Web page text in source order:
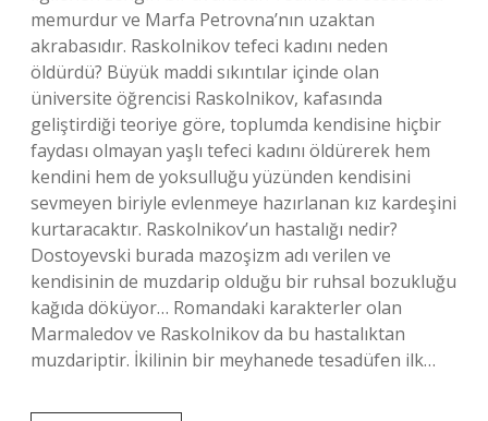
memurdur ve Marfa Petrovna’nın uzaktan
akrabasıdır. Raskolnikov tefeci kadını neden
öldürdü? Büyük maddi sıkıntılar içinde olan
üniversite öğrencisi Raskolnikov, kafasında
geliştirdiği teoriye göre, toplumda kendisine hiçbir
faydası olmayan yaşlı tefeci kadını öldürerek hem
kendini hem de yoksulluğu yüzünden kendisini
sevmeyen biriyle evlenmeye hazırlanan kız kardeşini
kurtaracaktır. Raskolnikov’un hastalığı nedir?
Dostoyevski burada mazoşizm adı verilen ve
kendisinin de muzdarip olduğu bir ruhsal bozukluğu
kağıda döküyor… Romandaki karakterler olan
Marmaledov ve Raskolnikov da bu hastalıktan
muzdariptir. İkilinin bir meyhanede tesadüfen ilk…